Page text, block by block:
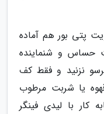
پتی بور هم آماده
حساس و شنماینده
نزنید و فقط کف
یا شربت مرطوب
کار با لیدی فینگر